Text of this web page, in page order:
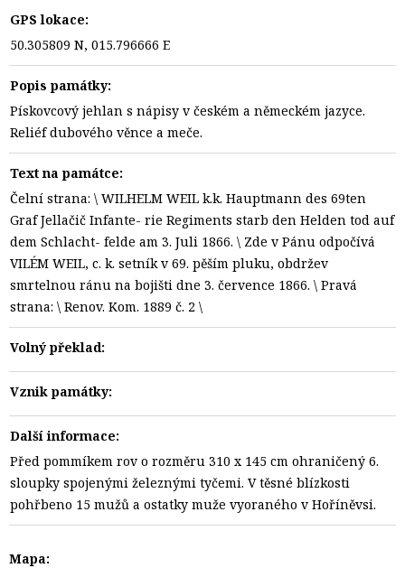
GPS lokace:
50.305809 N, 015.796666 E
Popis památky:
Pískovcový jehlan s nápisy v českém a německém jazyce.
Reliéf dubového věnce a meče.
Text na památce:
Čelní strana: \ WILHELM WEIL k.k. Hauptmann des 69ten
Graf Jellačič Infante- rie Regiments starb den Helden tod auf
dem Schlacht- felde am 3. Juli 1866. \ Zde v Pánu odpočívá
VILÉM WEIL, c. k. setník v 69. pěším pluku, obdržev
smrtelnou ránu na bojišti dne 3. července 1866. \ Pravá
strana: \ Renov. Kom. 1889 č. 2 \
Volný překlad:
Vznik památky:
Další informace:
Před pommíkem rov o rozměru 310 x 145 cm ohraničený 6.
sloupky spojenými železnými tyčemi. V těsné blízkosti
pohřbeno 15 mužů a ostatky muže vyoraného v Hoříněvsi.
Mapa: